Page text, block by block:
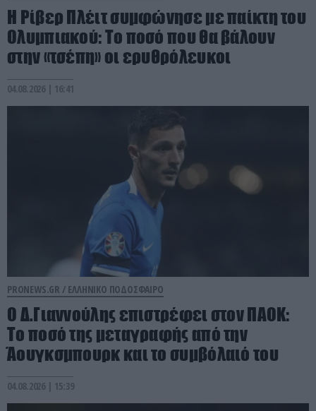
Η Ρίβερ Πλέιτ συμφώνησε με παίκτη του
Ολυμπιακού: Το ποσό που θα βάλουν
στην «τσέπη» οι ερυθρόλευκοι
04.08.2026 | 16:41
PRONEWS.GR / ΕΛΛΗΝΙΚΟ ΠΟΔΟΣΦΑΙΡΟ
Ο Δ.Γιαννούλης επιστρέφει στον ΠΑΟΚ:
Το ποσό της μεταγραφής από την
Άουγκσμπουρκ και το συμβόλαιό του
04.08.2026 | 15:39